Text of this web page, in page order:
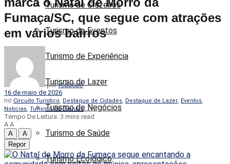
Turismo de Cruzeiros
Turismo de Eventos
Turismo de Experiência
Turismo de Lazer
Turismo de Negócios
Turismo de Saúde
Turismo Ecológico
Fumaça/SC, que segue com atrações
em vários bairros
por redacao
16 de maio de 2026
no Circuito Turistico Destaque de Cidades Destaque de Lazer Eventos
Notícias Turismo de Eventos
Tempo De Leitura: 3 mins read
A A
A
A
Repor